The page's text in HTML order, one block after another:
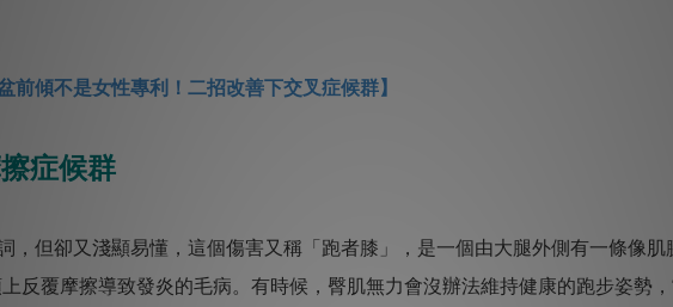
盆前傾不是女性專利！二招改善下交叉症候群】
症候群
，但卻又淺顯易懂，這個傷害又稱「跑者膝」，是一個由大腿外側有一條像肌
反覆摩擦導致發炎的毛病。有時候，臀肌無力會沒辦法維持健康的跑步姿勢